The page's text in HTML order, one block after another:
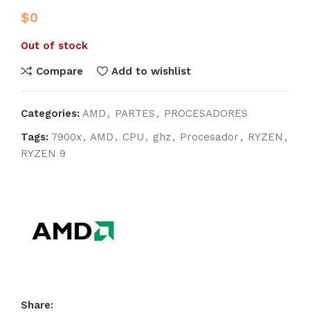
$0
Out of stock
Compare Add to wishlist
Categories: AMD , PARTES , PROCESADORES
Tags: 7900x, AMD , CPU , ghz , Procesador , RYZEN ,
RYZEN 9
Share: